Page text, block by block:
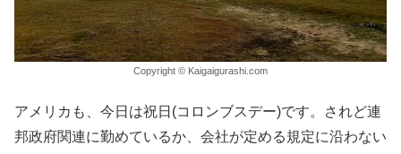
Copyright © Kaigaigurashi.com
アメリカも、今日は祝日(コロンブスデー)です。されど連
邦政府関連に勤めているか、会社が定める規定に沿わない